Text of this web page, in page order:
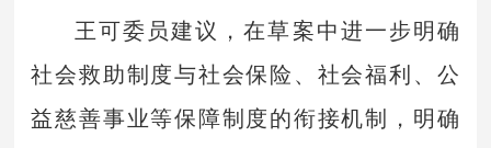
王可委员建议，在草案中进一步明确
社会救助制度与社会保险、社会福利、公
益慈善事业等保障制度的衔接机制，明确